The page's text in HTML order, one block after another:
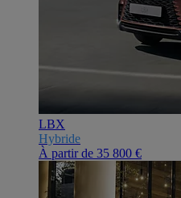
LBX
Hybride
À partir de 35 800 €